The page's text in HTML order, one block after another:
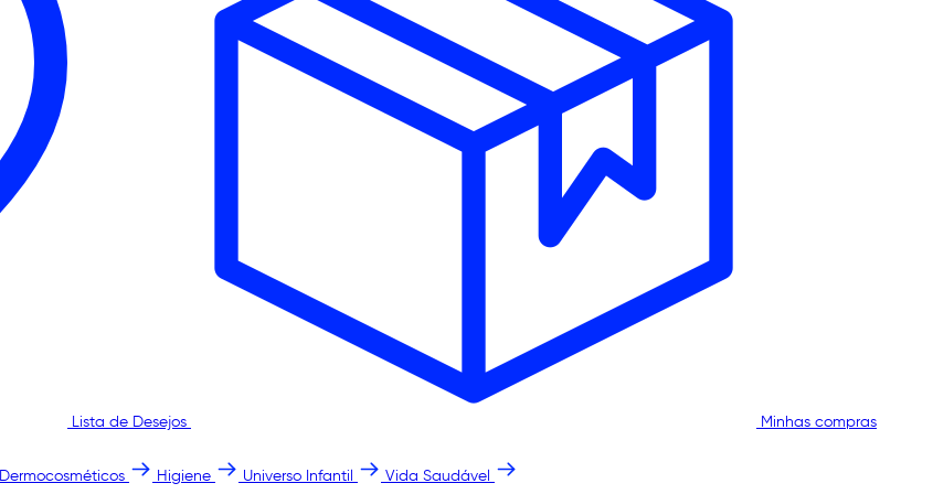
Lista de Desejos
Minhas compras
Dermocosméticos Higiene Universo Infantil Vida Saudável